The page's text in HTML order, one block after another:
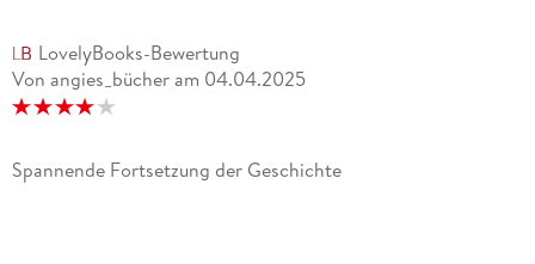
LovelyBooks-Bewertung
Von angies_bücher am 04.04.2025
Spannende Fortsetzung der Geschichte